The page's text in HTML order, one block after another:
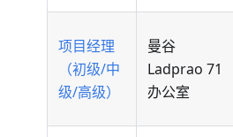
项目经理
（初级/中
级/高级）
曼谷
Ladprao 71
办公室